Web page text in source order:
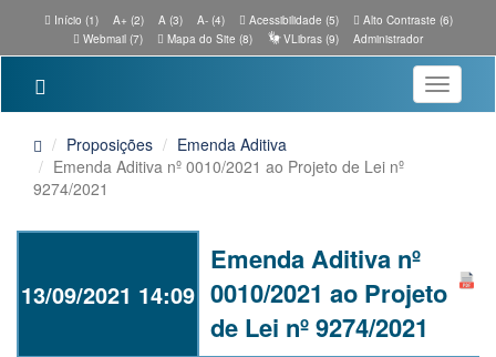
Início (1) A+ (2) A (3) A- (4) Acessibilidade (5)
Alto Contraste (6)
Webmail (7)
Mapa do Site (8) VLibras (9) Administrador
Toggle
Proposições
Emenda Aditiva
Emenda Aditiva nº 0010/2021 ao Projeto de Lei nº
9274/2021
13/09/2021 14:09
Emenda Aditiva nº
0010/2021 ao Projeto
de Lei nº 9274/2021